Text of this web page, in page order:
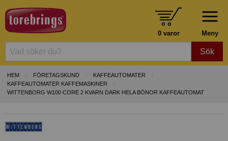
Meny
0 varor
Sök
HEM FÖRETAGSKUND
KAFFEAUTOMATER
KAFFEAUTOMATER KAFFEMASKINER
WITTENBORG W100 CORE 2 KVARN DARK HELA BÖNOR KAFFEAUTOMAT